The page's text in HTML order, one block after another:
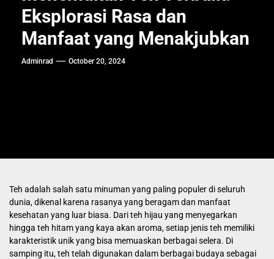
Eksplorasi Rasa dan
Manfaat yang Menakjubkan
Adminrad October 20, 2024
Teh adalah salah satu minuman yang paling populer di seluruh
dunia, dikenal karena rasanya yang beragam dan manfaat
kesehatan yang luar biasa. Dari teh hijau yang menyegarkan
hingga teh hitam yang kaya akan aroma, setiap jenis teh memiliki
karakteristik unik yang bisa memuaskan berbagai selera. Di
samping itu, teh telah digunakan dalam berbagai budaya sebagai